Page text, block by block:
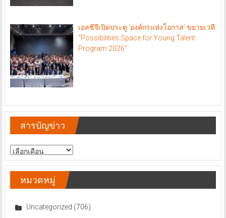
เอสซีจีเปิดประตู ‘องค์กรแห่งโอกาส’ ขยายเวที
“Possibilities Space for Young Talent
Program 2026“
สารบัญข่าว
สารบัญ
ข่าว
หมวดหมู่
Uncategorized (706)